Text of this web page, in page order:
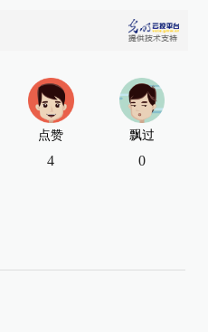
点赞
4
飘过
0